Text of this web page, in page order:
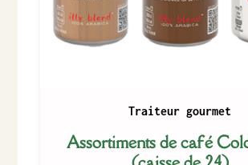
Traiteur gourmet
Assortiments de café